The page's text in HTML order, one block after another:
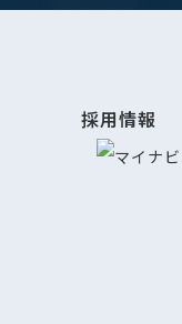
採用情報